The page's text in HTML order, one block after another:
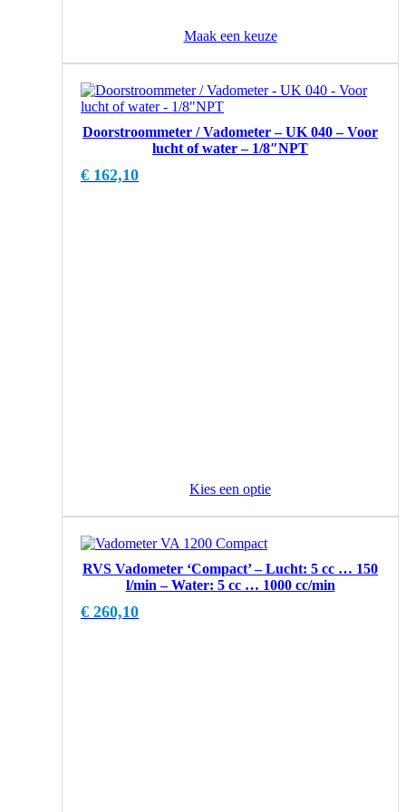
Maak een keuze
Doorstroommeter / Vadometer – UK 040 – Voor
lucht of water – 1/8″NPT
€ 162,10
Kies een optie
RVS Vadometer ‘Compact’ – Lucht: 5 cc … 150
l/min – Water: 5 cc … 1000 cc/min
€ 260,10